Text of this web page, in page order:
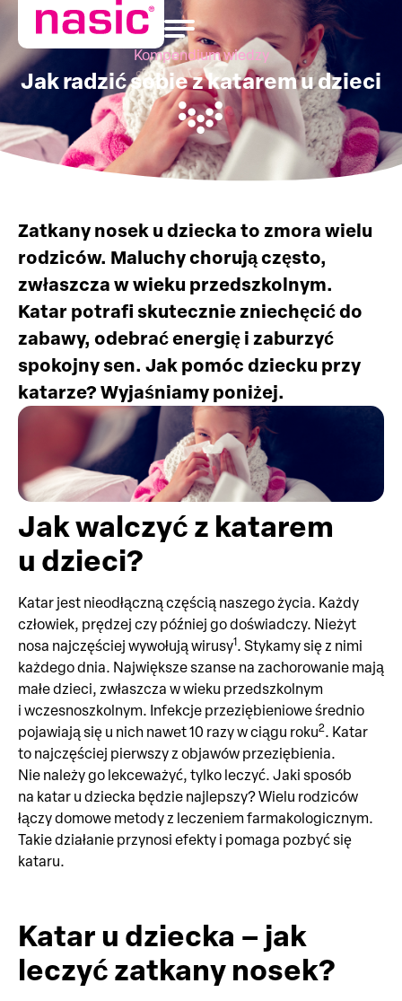
Kompendium wiedzy
Jak radzić sobie z katarem u dzieci
Zatkany nosek u dziecka to zmora wielu
rodziców. Maluchy chorują często,
zwłaszcza w wieku przedszkolnym.
Katar potrafi skutecznie zniechęcić do
zabawy, odebrać energię i zaburzyć
spokojny sen. Jak pomóc dziecku przy
katarze? Wyjaśniamy poniżej.
Jak walczyć z katarem
u dzieci?
Katar jest nieodłączną częścią naszego życia. Każdy
człowiek, prędzej czy później go doświadczy. Nieżyt
nosa najczęściej wywołują wirusy1. Stykamy się z nimi
każdego dnia. Największe szanse na zachorowanie mają
małe dzieci, zwłaszcza w wieku przedszkolnym
i wczesnoszkolnym. Infekcje przeziębieniowe średnio
pojawiają się u nich nawet 10 razy w ciągu roku2. Katar
to najczęściej pierwszy z objawów przeziębienia.
Nie należy go lekceważyć, tylko leczyć. Jaki sposób
na katar u dziecka będzie najlepszy? Wielu rodziców
łączy domowe metody z leczeniem farmakologicznym.
Takie działanie przynosi efekty i pomaga pozbyć się
kataru.
Katar u dziecka – jak
leczyć zatkany nosek?